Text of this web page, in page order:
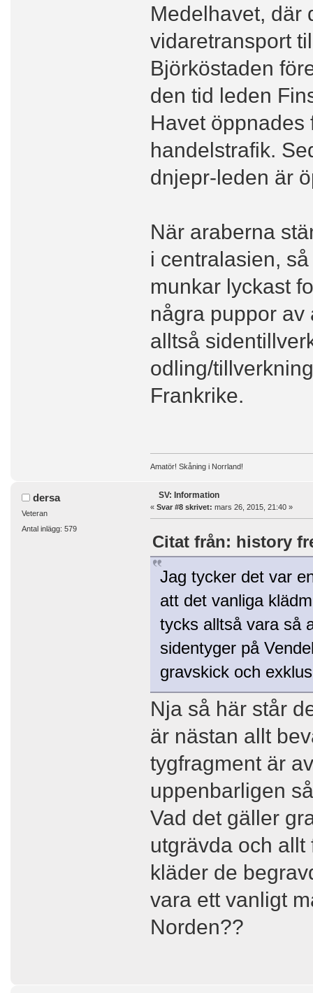
Medelhavet, där
vidaretransport
Björköstaden
den tid leden
Havet
handelstrafik.
dnjepr-leden är
När araberna
i centralasien,
munkar lyckast
några puppor av
alltså
odling/
Frankrike.
Amatör! Skåning i Norrland!
dersa
Veteran
Antal inlägg: 579
SV: Information
« Svar #8 skrivet: mars 26, 2015, 21:40 »
Citat från: history
Jag tycker det var
att det vanliga
tycks alltså vara så
sidentyger på
gravskick och
Nja så här står
är nästan allt
tygfragment är
uppenbarligen
Vad det gäller
utgrävda och
kläder de
vara ett vanligt
Norden??